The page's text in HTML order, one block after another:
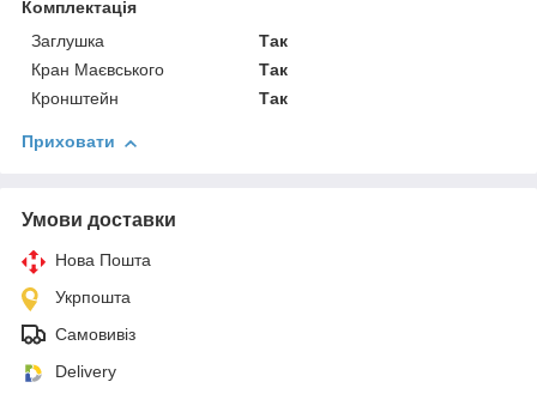
Комплектація
Заглушка
Так
Кран Маєвського
Так
Кронштейн
Так
Приховати
Умови доставки
Нова Пошта
Укрпошта
Самовивіз
Delivery